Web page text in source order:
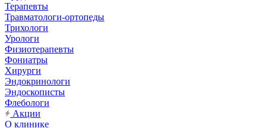
Терапевты
Травматологи-ортопеды
Трихологи
Урологи
Физиотерапевты
Фониатры
Хирурги
Эндокринологи
Эндоскописты
Флебологи
Акции
О клинике